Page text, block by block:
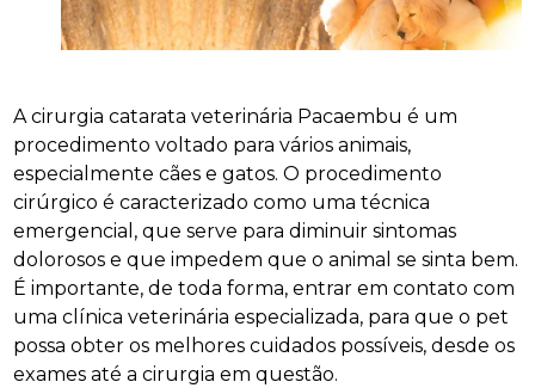
A cirurgia catarata veterinária Pacaembu é um
procedimento voltado para vários animais,
especialmente cães e gatos. O procedimento
cirúrgico é caracterizado como uma técnica
emergencial, que serve para diminuir sintomas
dolorosos e que impedem que o animal se sinta bem.
É importante, de toda forma, entrar em contato com
uma clínica veterinária especializada, para que o pet
possa obter os melhores cuidados possíveis, desde os
exames até a cirurgia em questão.